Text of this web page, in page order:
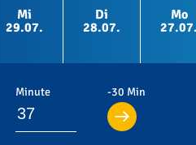
Mi
29.07.
Di
28.07.
Mo
Minute -30 Min